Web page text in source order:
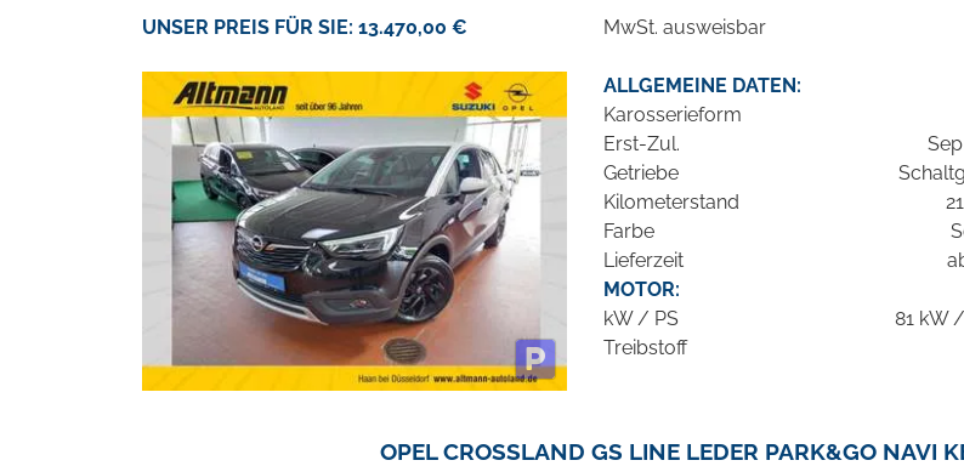
UNSER PREIS FÜR SIE: 13.470,00 € MwSt. ausweisbar
ALLGEMEINE DATEN:
Karosserieform
Erst-Zul.
Getriebe
Kilometerstand
Farbe
Lieferzeit
MOTOR:
kW / PS
81 kW
Treibstoff
OPEL CROSSLAND GS LINE LEDER PARK&GO NAVI